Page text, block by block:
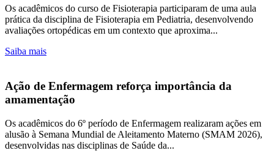
Os acadêmicos do curso de Fisioterapia participaram de uma aula
prática da disciplina de Fisioterapia em Pediatria, desenvolvendo
avaliações ortopédicas em um contexto que aproxima...
Saiba mais
Ação de Enfermagem reforça importância da
amamentação
Os acadêmicos do 6º período de Enfermagem realizaram ações em
alusão à Semana Mundial de Aleitamento Materno (SMAM 2026),
desenvolvidas nas disciplinas de Saúde da...